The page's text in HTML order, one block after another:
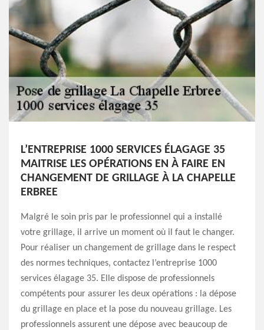
L’ENTREPRISE 1000 SERVICES ÉLAGAGE 35
MAITRISE LES OPÉRATIONS EN À FAIRE EN
CHANGEMENT DE GRILLAGE À LA CHAPELLE
ERBREE
Malgré le soin pris par le professionnel qui a installé
votre grillage, il arrive un moment où il faut le changer.
Pour réaliser un changement de grillage dans le respect
des normes techniques, contactez l’entreprise 1000
services élagage 35. Elle dispose de professionnels
compétents pour assurer les deux opérations : la dépose
du grillage en place et la pose du nouveau grillage. Les
professionnels assurent une dépose avec beaucoup de